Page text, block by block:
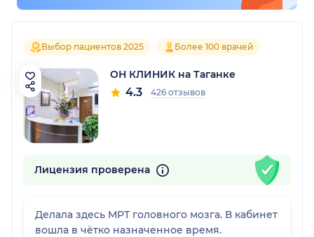
Выбор пациентов 2025 Более 100 врачей
ОН КЛИНИК на Таганке
4.3 426 отзывов
Лицензия проверена
Делала здесь МРТ головного мозга. В кабинет
вошла в чëтко назначенное время.